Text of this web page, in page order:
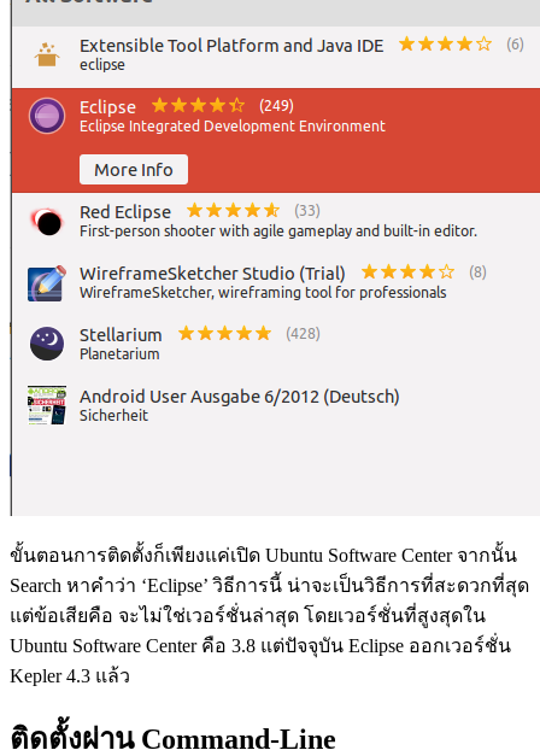
ขั้นตอนการติดตั้งก็เพียงแค่เปิด Ubuntu Software Center จากนั้น
Search หาคำว่า ‘Eclipse’ วิธีการนี้ น่าจะเป็นวิธีการที่สะดวกที่สุด
แต่ข้อเสียคือ จะไม่ใช่เวอร์ชั่นล่าสุด โดยเวอร์ชั่นที่สูงสุดใน
Ubuntu Software Center คือ 3.8 แต่ปัจจุบัน Eclipse ออกเวอร์ชั่น
Kepler 4.3 แล้ว
ติดตั้งผ่าน Command-Line